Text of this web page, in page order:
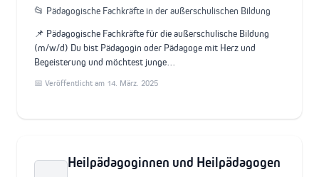
📂 Pädagogische Fachkräfte in der außerschulischen Bildung
📌 Pädagogische Fachkräfte für die außerschulische Bildung
(m/w/d) Du bist Pädagogin oder Pädagoge mit Herz und
Begeisterung und möchtest junge…
📅 Veröffentlicht am 14. März. 2025
Heilpädagoginnen und Heilpädagogen